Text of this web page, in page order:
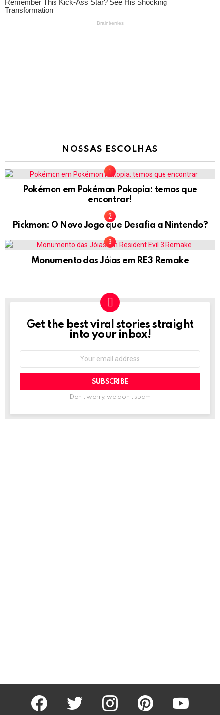
NOSSAS ESCOLHAS
Pokémon em Pokémon Pokopia: temos que
encontrar!
Pickmon: O Novo Jogo que Desafia a Nintendo?
Monumento das Jóias em RE3 Remake
NEWSLETTER
Get the best viral stories straight
into your inbox!
Don't worry, we don't spam
facebook twitter instagram pinterest youtube